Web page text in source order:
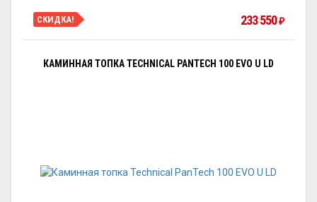
СКИДКА! 233 550₽
КАМИННАЯ ТОПКА TECHNICAL PANTECH 100 EVO U LD